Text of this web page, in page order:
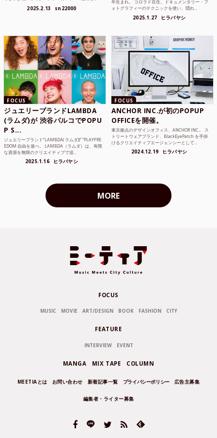
2025.2.13 sn22000
年生まれ。 コロラド在住。ドキュメンタリー・フ
ォトグラフィーのテクニックを使い、隠れ...
2025.1.27 ヒラバヤシ
FOCUS
ジュエリーブランドLAMBDA
(ラムダ)が 渋谷パルコでPOPU
P S...
ジュエリーブランド“LAMBDA( ラムダ))” “PLAYFRE
EDOM 自由を遊べ。 LAMBDA（ラムダ）は、有限
な資源を無限のクリエイティブで追...
2025.1.16 ヒラバヤシ
FOCUS
ANCHOR INC.が初のPOPUP
OFFICEを開催。
東京拠点のデザインオフィス、ANCHOR INC.。 ス
トリートウェアブランド、BlackEyePatch を手掛
けるクリエイティブエージェンシーとして...
2024.12.19 ヒラバヤシ
MORE
FOCUS
MUSIC MOVIE ART/DESIGN BOOK FASHION CITY
FEATURE
INTERVIEW EVENT
MANGA MIX TAPE COLUMN
MEETIAとは お問い合わせ 新着記事一覧 プライバシーポリシー 広告主募集
編集者・ライター募集